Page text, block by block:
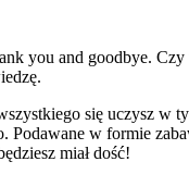
you and goodbye.
się uczysz w
Podawane w formie
miał dość!